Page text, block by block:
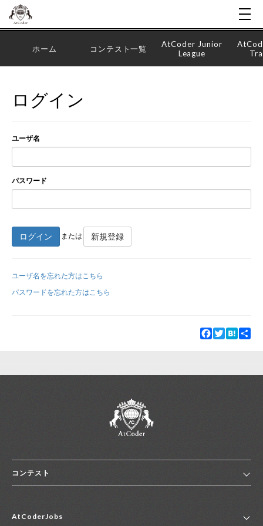
新規登録
ホーム コンテスト一覧
AtCoder Junior
League
ログイン
ユーザ名
パスワード
ログイン または 新規登録
ユーザ名を忘れた方はこちら
パスワードを忘れた方はこちら
Facebook
TwitterHatena
コンテスト
コンテスト一覧
AtCoderJobs